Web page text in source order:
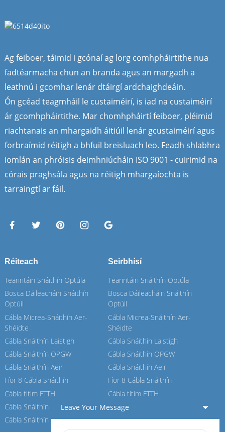
Ag feiboer, táimid i gcónaí ag lorg comhpháirtithe nua
fadtéarmacha chun an branda agus an margadh a
leathnú i gcomhar lenár dtáirgí ardchaighdeáin.
Ón gcéad teagmháil le custaiméirí, is iad na custaiméirí
ár gcomhpháirtithe. Mar chomhpháirtí feiboer, pléimid
riachtanais an mhargaidh áitiúil lenár gcustaiméirí agus
forbraímid réitigh a bhfuil breisluach leo. Feadh shlabhra
iomlán an phróisis deimhniúcháin ISO 9001 - cuirimid na
córais praghsála agus na réitigh mhargaíochta is
tarraingtí ar fáil.
Réiteach
Teanntáin Snáithín Optúla
Bosca Dáileacháin Snáithín
Optúil
Cábla Micrea-Snáithín Aer-
Shéidte
Cábla Snáithín Laistigh
Cábla Snáithín OPGW
Cábla Snáithín Aeir
Fíor 8 Cábla Snáithín
Cábla titim FTTH
Cábla Snáithín ASU
Cábla Snáithín ADSS
Seirbhísí
Teanntáin Snáithín Optúla
Bosca Dáileacháin Snáithín
Optúil
Cábla Micrea-Snáithín Aer-
Shéidte
Cábla Snáithín Laistigh
Cábla Snáithín OPGW
Cábla Snáithín Aeir
Fíor 8 Cábla Snáithín
Cábla titim FTTH
Cábla Snáithín ASU
Cábla Snáithín ADSS
Leave Your Message